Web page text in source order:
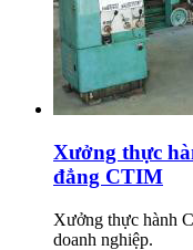
Xưởng thực
đẳng CTIM
Xưởng thực hành
doanh nghiệp.